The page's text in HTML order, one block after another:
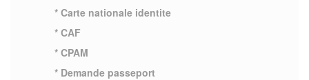
* Carte nationale identite
* CAF
* CPAM
* Demande passeport